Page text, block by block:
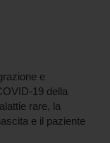
e
19 della
rare, la
e il paziente